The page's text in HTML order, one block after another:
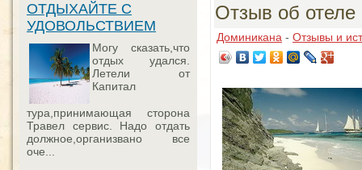
ОТДЫХАЙТЕ С
УДОВОЛЬСТВИЕМ
Могу сказать,что
отдых удался.
Летели от
Капитал
тура,принимающая сторона
Травел сервис. Надо отдать
должное,организвано все
оче...
Отзыв об отеле
Доминикана - Отзывы и